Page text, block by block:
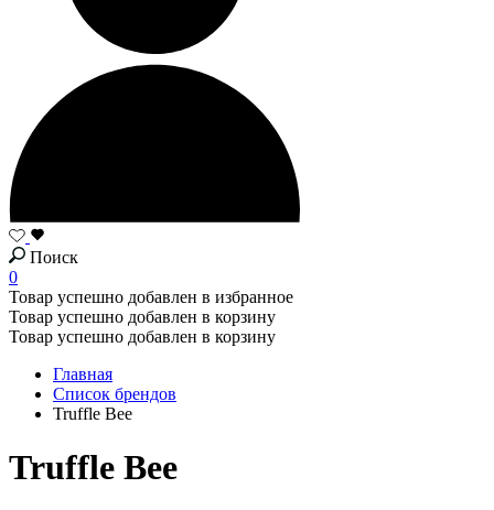
Поиск
0
Товар успешно добавлен в избранное
Товар успешно добавлен в корзину
Товар успешно добавлен в корзину
Главная
Список брендов
Truffle Bee
Truffle Bee